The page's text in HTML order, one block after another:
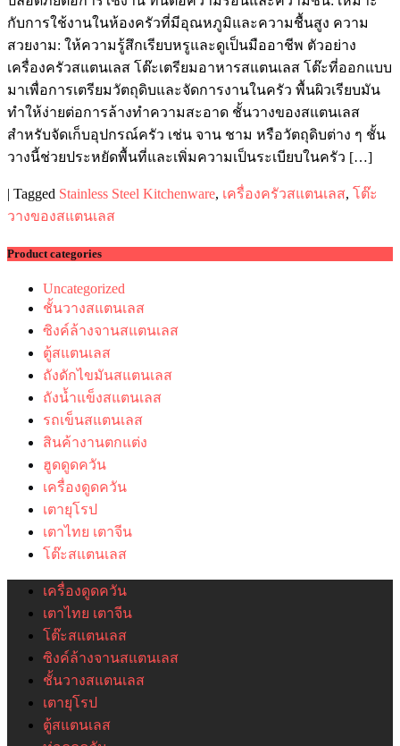
กับการใช้งานในห้องครัวที่มีอุณหภูมิและความชื้นสูง ความ
สวยงาม: ให้ความรู้สึกเรียบหรูและดูเป็นมืออาชีพ ตัวอย่าง
เครื่องครัวสแตนเลส โต๊ะเตรียมอาหารสแตนเลส โต๊ะที่ออกแบบ
มาเพื่อการเตรียมวัตถุดิบและจัดการงานในครัว พื้นผิวเรียบมัน
ทำให้ง่ายต่อการล้างทำความสะอาด ชั้นวางของสแตนเลส
สำหรับจัดเก็บอุปกรณ์ครัว เช่น จาน ชาม หรือวัตถุดิบต่าง ๆ ชั้น
วางนี้ช่วยประหยัดพื้นที่และเพิ่มความเป็นระเบียบในครัว […]
| Tagged Stainless Steel Kitchenware, เครื่องครัวสแตนเลส, โต๊ะ
วางของสแตนเลส
Product categories
Uncategorized
ชั้นวางสแตนเลส
ซิงค์ล้างจานสแตนเลส
ตู้สแตนเลส
ถังดักไขมันสแตนเลส
ถังน้ำแข็งสแตนเลส
รถเข็นสแตนเลส
สินค้างานตกแต่ง
ฮูดดูดควัน
เครื่องดูดควัน
เตายุโรป
เตาไทย เตาจีน
โต๊ะสแตนเลส
เครื่องดูดควัน
เตาไทย เตาจีน
โต๊ะสแตนเลส
ซิงค์ล้างจานสแตนเลส
ชั้นวางสแตนเลส
เตายุโรป
ตู้สแตนเลส